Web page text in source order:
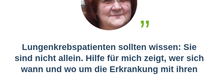
Lungenkrebspatienten sollten wissen: Sie
sind nicht allein. Hilfe für mich zeigt, wer sich
wann und wo um die Erkrankung mit ihren